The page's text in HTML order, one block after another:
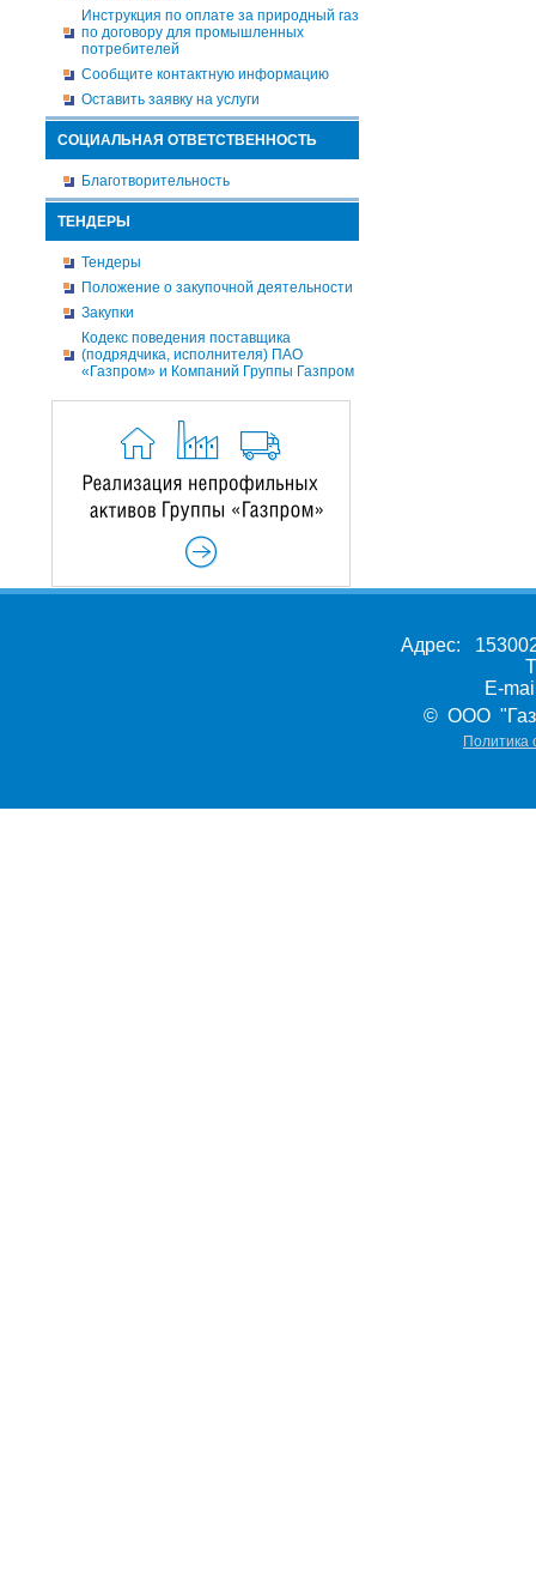
Инструкция по оплате за природный газ
по договору для промышленных
потребителей
Сообщите контактную информацию
Оставить заявку на услуги
СОЦИАЛЬНАЯ ОТВЕТСТВЕННОСТЬ
Благотворительность
ТЕНДЕРЫ
Тендеры
Положение о закупочной деятельности
Закупки
Кодекс поведения поставщика
(подрядчика, исполнителя) ПАО
«Газпром» и Компаний Группы Газпром
Адрес:
E-
© ООО
Политика